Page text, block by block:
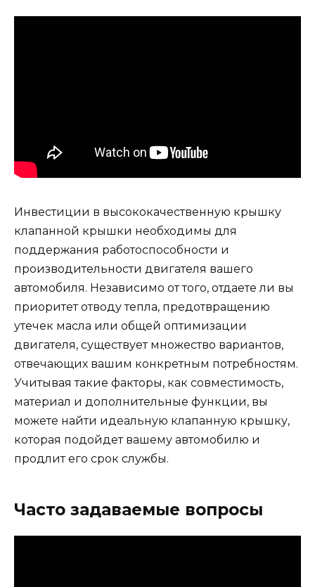
Инвестиции в высококачественную крышку
клапанной крышки необходимы для
поддержания работоспособности и
производительности двигателя вашего
автомобиля. Независимо от того, отдаете ли вы
приоритет отводу тепла, предотвращению
утечек масла или общей оптимизации
двигателя, существует множество вариантов,
отвечающих вашим конкретным потребностям.
Учитывая такие факторы, как совместимость,
материал и дополнительные функции, вы
можете найти идеальную клапанную крышку,
которая подойдет вашему автомобилю и
продлит его срок службы.
Часто задаваемые вопросы